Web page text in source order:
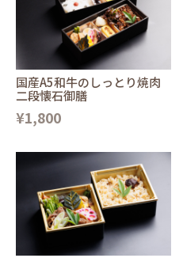
国産A5和牛のしっとり焼肉
二段懐石御膳
¥1,800